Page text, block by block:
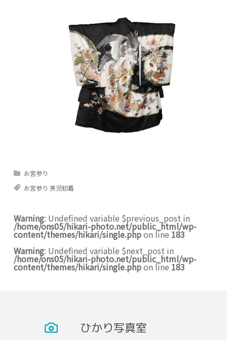
お宮参り
お宮参り 男児初着
Warning: Undefined variable $previous_post in
/home/ons05/hikari-photo.net/public_html/wp-
content/themes/hikari/single.phpon line 183
Warning: Undefined variable $next_post in
/home/ons05/hikari-photo.net/public_html/wp-
content/themes/hikari/single.phpon line 183
ひかり写真室